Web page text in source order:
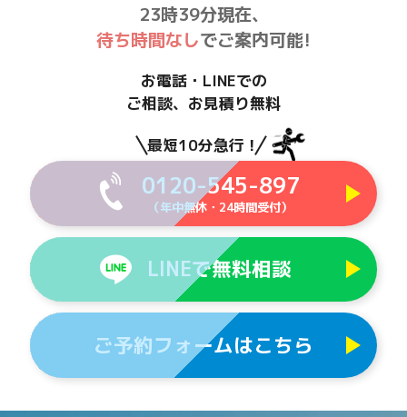
23時39分現在、
待ち時間なしでご案内可能!
お電話・LINEでの
ご相談、お見積り無料
最短10分急行！
0120-545-897
（年中無休・24時間受付）
LINEで無料相談
ご予約フォームはこちら